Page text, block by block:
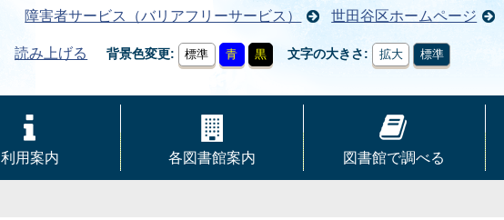
障害者サービス（バリアフリーサービス） 世田谷区ホームページ
読み上げる 背景色変更 標準 青 黒 文字の大きさ 拡大 標準
利用案内 各図書館案内 図書館で調べる